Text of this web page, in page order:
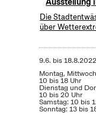
Die
über
9.6. bis18.8.2022
Montag,
10 bis 18 Uhr
Dienstag und
10 bis 20 Uhr
Samstag: 10 bis
Sonntag: 13 bis